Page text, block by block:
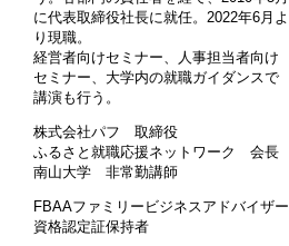
に代表取締役社長に就任。2022年6月よ
り現職。
経営者向けセミナー、人事担当者向け
セミナー、大学内の就職ガイダンスで
講演も行う。
株式会社パフ 取締役
ふるさと就職応援ネットワーク 会長
南山大学 非常勤講師
FBAAファミリービジネスアドバイザー
資格認定証保持者